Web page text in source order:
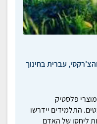
עברית בחינוך
פלסטיק
התלמידים יידרשו
ליחסו של האדם